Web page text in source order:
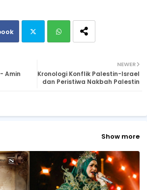
tte ats
NEWER
Kronologi Konflik Palestin-Israel
dan Peristiwa Nakbah Palestin
Amin
Show more